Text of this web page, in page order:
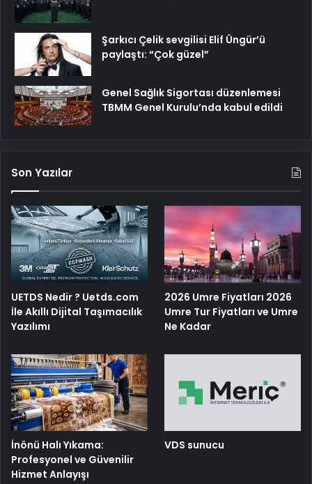
Şarkıcı Çelik sevgilisi Elif Üngür’ü
paylaştı: “Çok güzel”
Genel Sağlık Sigortası düzenlemesi
TBMM Genel Kurulu’nda kabul edildi
Son Yazılar
UETDS Nedir ? Uetds.com
İle Akıllı Dijital Taşımacılık
Yazılımı
2026 Umre Fiyatları 2026
Umre Tur Fiyatları ve Umre
Ne Kadar
İnönü Halı Yıkama:
Profesyonel ve Güvenilir
Hizmet Anlayışı
VDS sunucu